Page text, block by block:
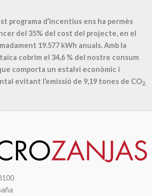
programa d’incentius ens ha permès
del 35% del cost del projecte, en el
19.577 kWh anuals. Amb la
cobrim el 34,6 % del nostre consum
comporta un estalvi econòmic i
evitant l’emissió de 9,19 tones de CO2.